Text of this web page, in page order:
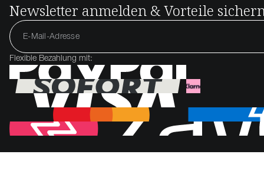
Newsletter anmelden & Vorteile
Flexible Bezahlung mit: